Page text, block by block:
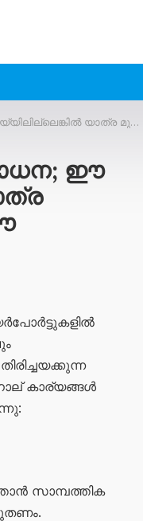
യുഎഇയിലെ ഈ വിസക്കാർക്ക് മുന്നറിയിപ്പ്
ഈ
കാര്യങ്ങൾ
സാമ്പത്തിക